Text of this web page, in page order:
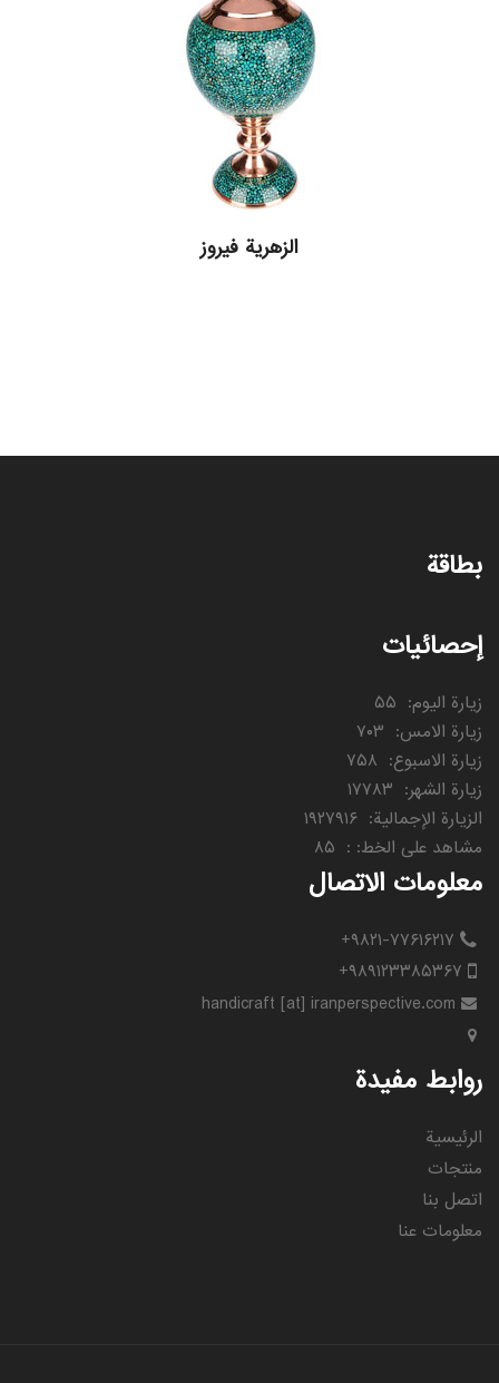
الزهرية فيروز
بطاقة
إحصائيات
زيارة اليوم: ۵۵
زيارة الامس: ۷۰۳
زيارة الاسبوع: ۷۵۸
زيارة الشهر: ۱۷۷۸۳
الزيارة الإجمالية: ۱۹۲۷۹۱۶
مشاهد على الخط: : ۸۵
معلومات الاتصال
+۹۸۲۱-۷۷۶۱۶۲۱۷
+۹۸۹۱۲۳۳۸۵۳۶۷
handicraft [at] iranperspective.com
روابط مفيدة
الرئيسية
منتجات
اتصل بنا
معلومات عنا